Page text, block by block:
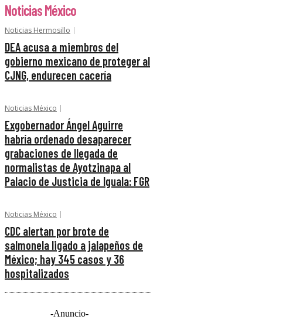
Noticias México
Noticias Hermosillo
DEA acusa a miembros del
gobierno mexicano de proteger al
CJNG, endurecen cacería
Noticias México
Exgobernador Ángel Aguirre
habría ordenado desaparecer
grabaciones de llegada de
normalistas de Ayotzinapa al
Palacio de Justicia de Iguala: FGR
Noticias México
CDC alertan por brote de
salmonela ligado a jalapeños de
México; hay 345 casos y 36
hospitalizados
-Anuncio-